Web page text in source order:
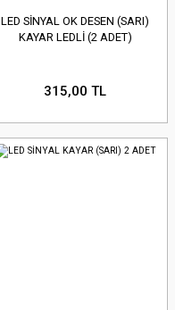
LED SİNYAL OK DESEN (SARI)
KAYAR LEDLİ (2 ADET)
315,00 TL